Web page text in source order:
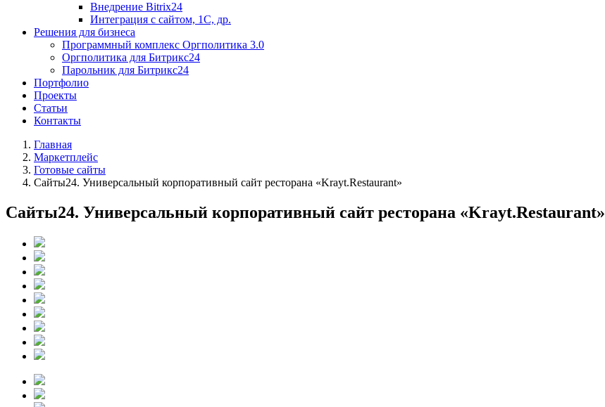
Внедрение Bitrix24
Интеграция с сайтом, 1С, др.
Решения для бизнеса
Программный комплекс Оргполитика 3.0
Оргполитика для Битрикс24
Парольник для Битрикс24
Портфолио
Проекты
Статьи
Контакты
Главная
Маркетплейс
Готовые сайты
Сайты24. Универсальный корпоративный сайт ресторана «Krayt.Restaurant»
Сайты24. Универсальный корпоративный сайт ресторана «Krayt.Restaurant»